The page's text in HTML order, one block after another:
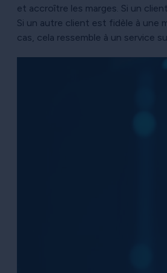
et accroître les marges. Si un
Si un autre client est fidèle à une
cas, cela ressemble à un service